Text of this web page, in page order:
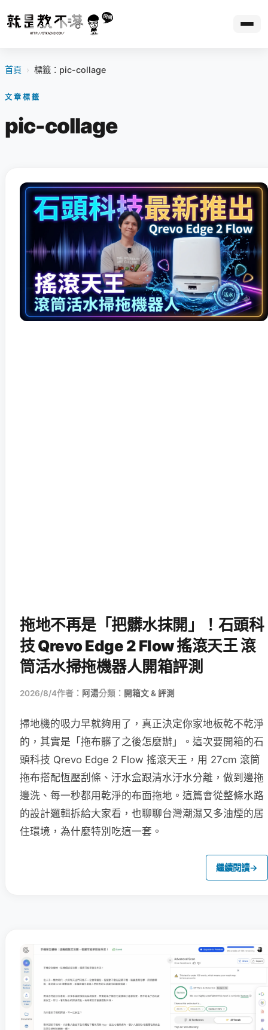
首頁 › 標籤：pic-collage
文章標籤
pic-collage
拖地不再是「把髒水抹開」！石頭科
技 Qrevo Edge 2 Flow 搖滾天王 滾
筒活水掃拖機器人開箱評測
2026/8/4作者： 阿湯分類： 開箱文 & 評測
掃地機的吸力早就夠用了，真正決定你家地板乾不乾淨
的，其實是「拖布髒了之後怎麼辦」。這次要開箱的石
頭科技 Qrevo Edge 2 Flow 搖滾天王，用 27cm 滾筒
拖布搭配恆壓刮條、汙水盒跟清水汙水分離，做到邊拖
邊洗、每一秒都用乾淨的布面拖地。這篇會從整條水路
的設計邏輯拆給大家看，也聊聊台灣潮濕又多油煙的居
住環境，為什麼特別吃這一套。
繼續閱讀→